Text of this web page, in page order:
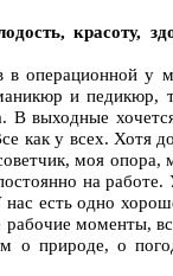
красоту,
операционной у
и педикюр,
выходные
как у всех. Хотя
моя опора,
на
есть одно
моменты,
о природе, о